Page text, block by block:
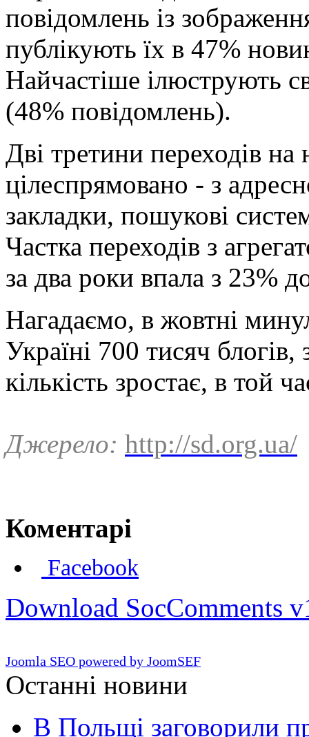
повідомлень із
публікують їх в 47%
Найчастіше ілюструють
(48% повідомлень).
Дві третини переходів на
цілеспрямовано - з
закладки, пошукові
Частка переходів з
за два роки впала з 23%
Нагадаємо, в жовтні
Україні 700 тисяч
кількість зростає, в той
Джерело: http://sd.org.ua/
Коментарі
Facebook
Download SocComments
Joomla SEO powered by JoomSEF
Останні новини
В Польщі заговорили